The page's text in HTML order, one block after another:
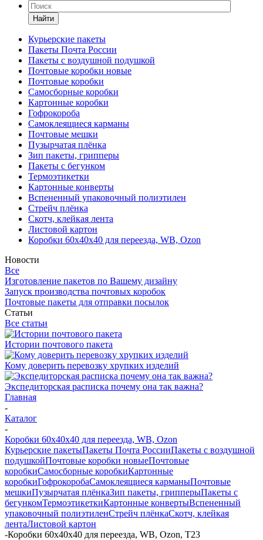
Найти
Курьерские пакеты
Пакеты Почта России
Пакеты с воздушной подушкой
Почтовые коробки новые
Почтовые коробки
Самосборные коробки
Картонные коробки
Гофрокороба
Самоклеящиеся карманы
Почтовые мешки
Пузырчатая плёнка
Зип пакеты, грипперы
Пакеты с бегунком
Термоэтикетки
Картонные конверты
Вспененный упаковочный полиэтилен
Стрейч плёнка
Скотч, клейкая лента
Листовой картон
Коробки 60х40х40 для переезда, WB, Ozon
Новости
Все
Изготовление пакетов по Вашему дизайну
Запуск производства почтовых коробок
Почтовые пакеты для отправки посылок
Статьи
Все статьи
Истории почтового пакета
Кому доверить перевозку хрупких изделий
Экспедиторская расписка почему она так важна?
Главная
-
Каталог
-
Коробки 60х40х40 для переезда, WB, Ozon
Курьерские пакетыПакеты Почта РоссииПакеты с воздушной
подушкойПочтовые коробки новыеПочтовые
коробкиСамосборные коробкиКартонные
коробкиГофрокоробаСамоклеящиеся карманыПочтовые
мешкиПузырчатая плёнкаЗип пакеты, грипперыПакеты с
бегункомТермоэтикеткиКартонные конвертыВспененный
упаковочный полиэтиленСтрейч плёнкаСкотч, клейкая
лентаЛистовой картон
-Коробки 60х40х40 для переезда, WB, Ozon, Т23